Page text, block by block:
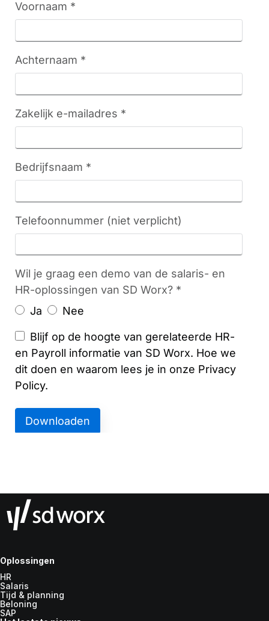
Oplossingen
HR
Salaris
Tijd & planning
Beloning
SAP